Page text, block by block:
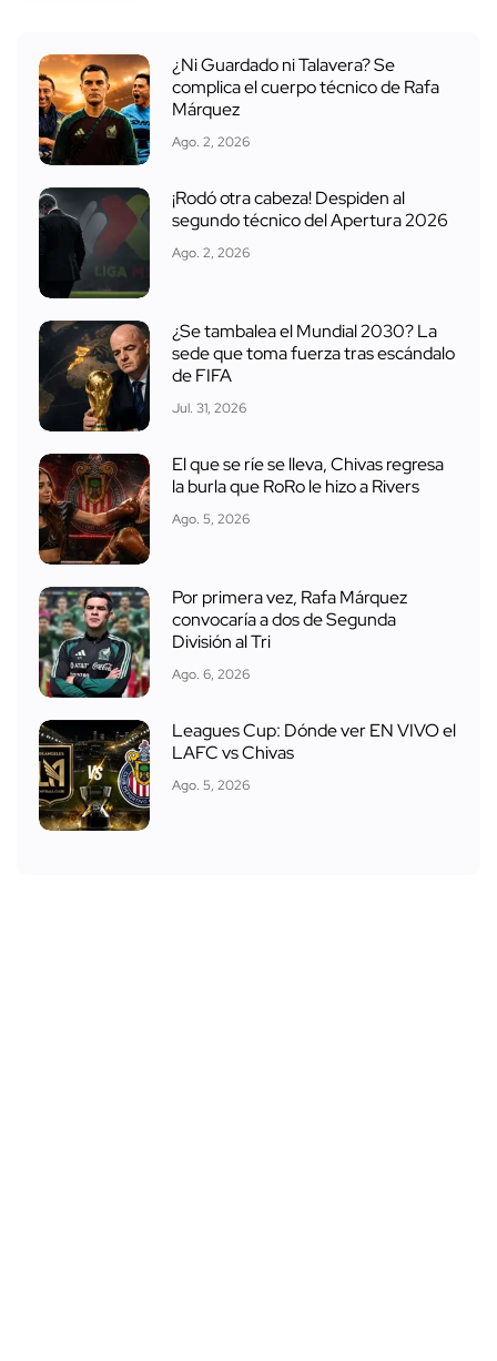
¿Ni Guardado ni Talavera? Se
complica el cuerpo técnico de Rafa
Márquez
Ago. 2, 2026
¡Rodó otra cabeza! Despiden al
segundo técnico del Apertura 2026
Ago. 2, 2026
¿Se tambalea el Mundial 2030? La
sede que toma fuerza tras escándalo
de FIFA
Jul. 31, 2026
El que se ríe se lleva, Chivas regresa
la burla que RoRo le hizo a Rivers
Ago. 5, 2026
Por primera vez, Rafa Márquez
convocaría a dos de Segunda
División al Tri
Ago. 6, 2026
Leagues Cup: Dónde ver EN VIVO el
LAFC vs Chivas
Ago. 5, 2026